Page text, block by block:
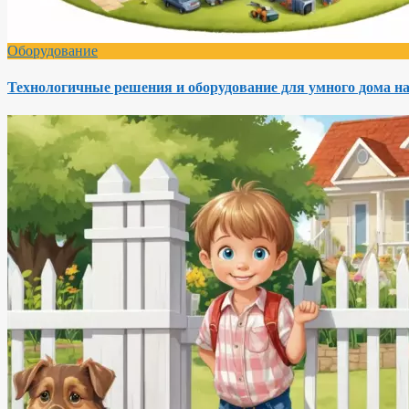
Оборудование
Технологичные решения и оборудование для умного дома